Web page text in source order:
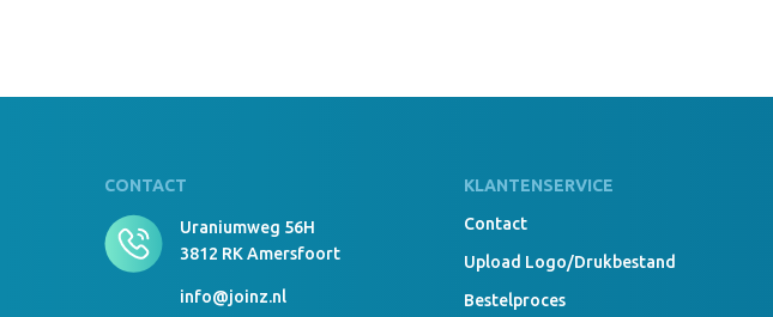
CONTACT
Uraniumweg 56H
3812 RK Amersfoort
info@joinz.nl
KLANTENSERVICE
Contact
Upload Logo/drukbestand
Bestelproces